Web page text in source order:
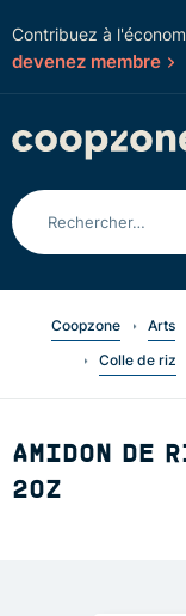
Contribuez à
devenez membre
Coopzone Arts
Colle de riz
AMIDON DE
2OZ